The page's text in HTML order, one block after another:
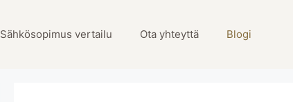
Sähkösopimus vertailu Ota yhteyttä Blogi